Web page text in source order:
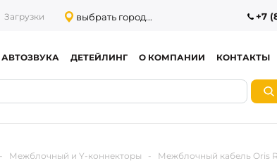
Загрузки выбрать город... +7
ДЕТЕЙЛИНГ О КОМПАНИИ КОНТАКТЫ
- Межблочный и Y-коннекторы - Межблочный кабель Oris